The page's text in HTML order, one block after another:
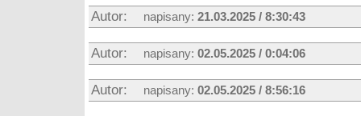
Autor: napisany: 21.03.2025 / 8:30:43
Autor: napisany: 02.05.2025 / 0:04:06
Autor: napisany: 02.05.2025 / 8:56:16